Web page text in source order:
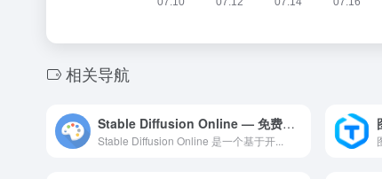
相关导航
Stable Diffusion Online — 免费在线 AI 图像生成工具
Stable Diffusion Online 是一个基于开...